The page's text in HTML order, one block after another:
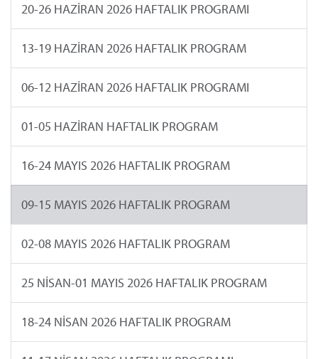
20-26 HAZİRAN 2026 HAFTALIK PROGRAMI
13-19 HAZİRAN 2026 HAFTALIK PROGRAM
06-12 HAZİRAN 2026 HAFTALIK PROGRAMI
01-05 HAZİRAN HAFTALIK PROGRAM
16-24 MAYIS 2026 HAFTALIK PROGRAM
09-15 MAYIS 2026 HAFTALIK PROGRAM
02-08 MAYIS 2026 HAFTALIK PROGRAM
25 NİSAN-01 MAYIS 2026 HAFTALIK PROGRAM
18-24 NİSAN 2026 HAFTALIK PROGRAM